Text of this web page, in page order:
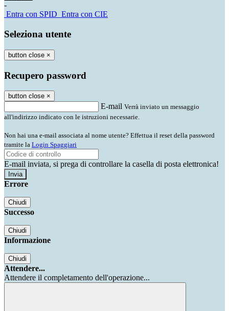
-
Entra con SPID Entra con CIE
Seleziona utente
button close ×
Recupero password
button close ×
E-mail Verrà inviato un messaggio
all'indirizzo indicato con le istruzioni necessarie.
Non hai una e-mail associata al nome utente? Effettua il reset della password
tramite la Login Spaggiari
E-mail inviata, si prega di controllare la casella di posta elettronica!
Errore
Chiudi
Successo
Chiudi
Informazione
Chiudi
Attendere...
Attendere il completamento dell'operazione...